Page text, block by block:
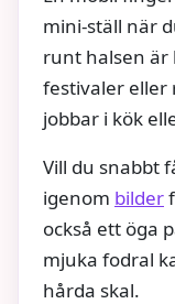
mini-ställ när
runt halsen är
festivaler eller
jobbar i kök
Vill du snabbt
igenom bilder
också ett öga
mjuka fodral
hårda skal.